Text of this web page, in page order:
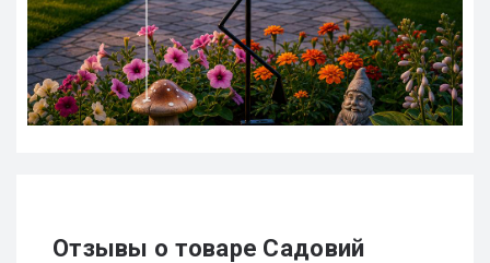
Отзывы о товаре Садовий